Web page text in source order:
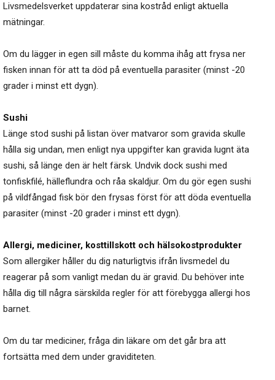
Livsmedelsverket uppdaterar sina kostråd enligt aktuella
mätningar.
Om du lägger in egen sill måste du komma ihåg att frysa ner
fisken innan för att ta död på eventuella parasiter (minst -20
grader i minst ett dygn).
Sushi
Länge stod sushi på listan över matvaror som gravida skulle
hålla sig undan, men enligt nya uppgifter kan gravida lugnt äta
sushi, så länge den är helt färsk. Undvik dock sushi med
tonfiskfilé, hälleflundra och råa skaldjur. Om du gör egen sushi
på vildfångad fisk bör den frysas först för att döda eventuella
parasiter (minst -20 grader i minst ett dygn).
Allergi, mediciner, kosttillskott och hälsokostprodukter
Som allergiker håller du dig naturligtvis ifrån livsmedel du
reagerar på som vanligt medan du är gravid. Du behöver inte
hålla dig till några särskilda regler för att förebygga allergi hos
barnet.
Om du tar mediciner, fråga din läkare om det går bra att
fortsätta med dem under graviditeten.